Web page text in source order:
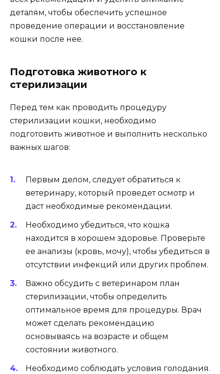
деталям, чтобы обеспечить успешное
проведение операции и восстановление
кошки после нее.
Подготовка животного к
стерилизации
Перед тем как проводить процедуру
стерилизации кошки, необходимо
подготовить животное и выполнить несколько
важных шагов:
Первым делом, следует обратиться к
ветеринару, который проведет осмотр и
даст необходимые рекомендации.
Необходимо убедиться, что кошка
находится в хорошем здоровье. Проверьте
ее анализы (кровь, мочу), чтобы убедиться в
отсутствии инфекций или других проблем.
Важно обсудить с ветеринаром план
стерилизации, чтобы определить
оптимальное время для процедуры. Врач
может сделать рекомендацию
основываясь на возрасте и общем
состоянии животного.
Необходимо соблюдать условия голодания.